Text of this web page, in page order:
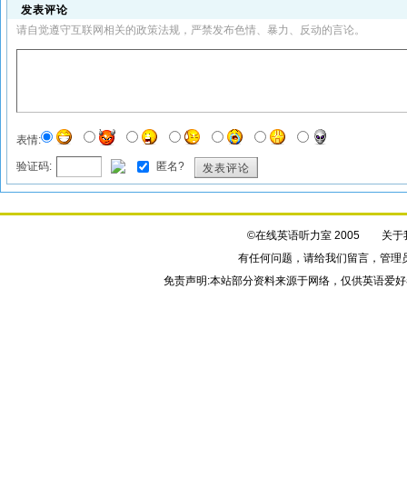
发表评论
请自觉遵守互联网相关的政策法规，严禁发布色情、暴力、反动的言论。
表情:
验证码: 匿名? 发表评论
©在线英语听力室 2005 关于
有任何问题，请给我们留言，管理
免责声明:本站部分资料来源于网络，仅供英语爱